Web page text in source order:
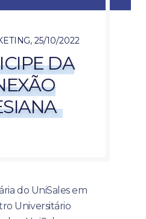
,25/10/2022
DA
do UniSales em
Universitário